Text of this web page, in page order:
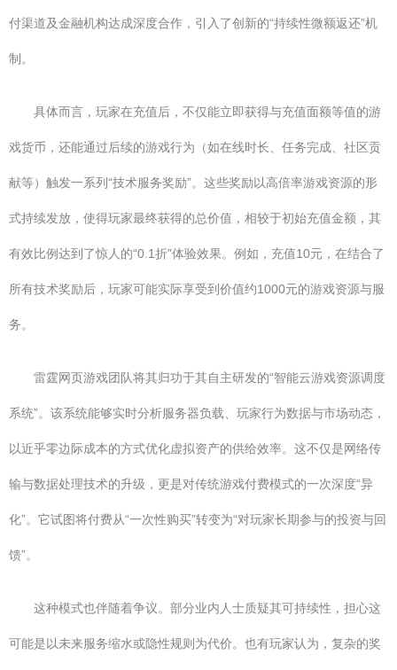
付渠道及金融机构达成深度合作，引入了创新的“持续性微额返还”机
制。
具体而言，玩家在充值后，不仅能立即获得与充值面额等值的游
戏货币，还能通过后续的游戏行为（如在线时长、任务完成、社区贡
献等）触发一系列“技术服务奖励”。这些奖励以高倍率游戏资源的形
式持续发放，使得玩家最终获得的总价值，相较于初始充值金额，其
有效比例达到了惊人的“0.1折”体验效果。例如，充值10元，在结合了
所有技术奖励后，玩家可能实际享受到价值约1000元的游戏资源与服
务。
雷霆网页游戏团队将其归功于其自主研发的“智能云游戏资源调度
系统”。该系统能够实时分析服务器负载、玩家行为数据与市场动态，
以近乎零边际成本的方式优化虚拟资产的供给效率。这不仅是网络传
输与数据处理技术的升级，更是对传统游戏付费模式的一次深度“异
化”。它试图将付费从“一次性购买”转变为“对玩家长期参与的投资与回
馈”。
这种模式也伴随着争议。部分业内人士质疑其可持续性，担心这
可能是以未来服务缩水或隐性规则为代价。也有玩家认为，复杂的奖